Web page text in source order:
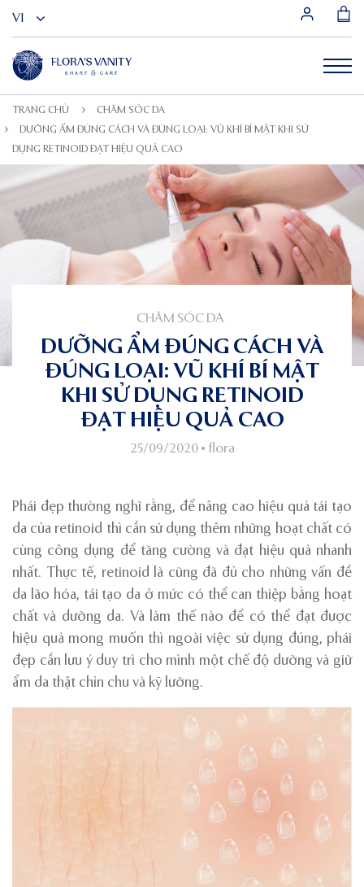
TRANG CHỦ
CHĂM SÓC DA
DƯỠNG ẨM ĐÚNG CÁCH VÀ ĐÚNG LOẠI: VŨ KHÍ BÍ MẬT KHI SỬ
DỤNG RETINOID ĐẠT HIỆU QUẢ CAO
CHĂM SÓC DA
DƯỠNG ẨM ĐÚNG CÁCH VÀ
ĐÚNG LOẠI: VŨ KHÍ BÍ MẬT
KHI SỬ DỤNG RETINOID
ĐẠT HIỆU QUẢ CAO
25/09/2020• flora
Phái đẹp thường nghĩ rằng, để nâng cao hiệu quả tái tạo
da của retinoid thì cần sử dụng thêm những hoạt chất có
cùng công dụng để tăng cường và đạt hiệu quả nhanh
nhất. Thực tế, retinoid là cũng đã đủ cho những vấn đề
da lão hóa, tái tạo da ở mức có thể can thiệp bằng hoạt
chất và dưỡng da. Và làm thế nào để có thể đạt được
hiệu quả mong muốn thì ngoài việc sử dụng đúng, phái
đẹp cần lưu ý duy trì cho mình một chế độ dưỡng và giữ
ẩm da thật chỉn chu và kỹ lưỡng.